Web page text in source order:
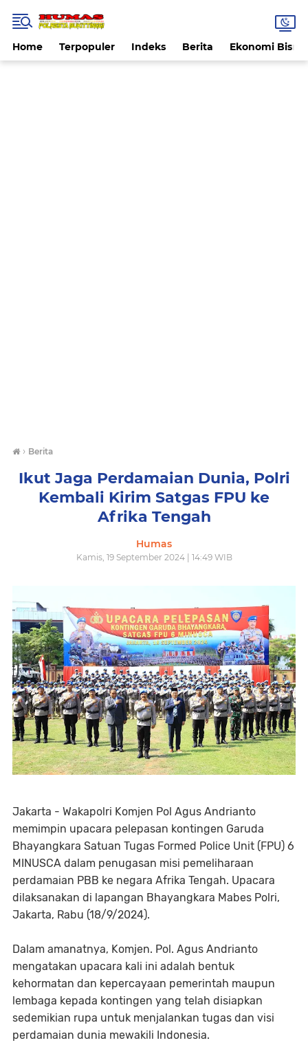
Home Terpopuler Indeks Berita Ekonomi Bisnis
› Berita
Ikut Jaga Perdamaian Dunia, Polri
Kembali Kirim Satgas FPU ke
Afrika Tengah
Humas
Kamis, 19 September 2024 | 14:49 WIB
Jakarta - Wakapolri Komjen Pol Agus Andrianto
memimpin upacara pelepasan kontingen Garuda
Bhayangkara Satuan Tugas Formed Police Unit (FPU) 6
MINUSCA dalam penugasan misi pemeliharaan
perdamaian PBB ke negara Afrika Tengah. Upacara
dilaksanakan di lapangan Bhayangkara Mabes Polri,
Jakarta, Rabu (18/9/2024).
Dalam amanatnya, Komjen. Pol. Agus Andrianto
mengatakan upacara kali ini adalah bentuk
kehormatan dan kepercayaan pemerintah maupun
lembaga kepada kontingen yang telah disiapkan
sedemikian rupa untuk menjalankan tugas dan visi
perdamaian dunia mewakili Indonesia.